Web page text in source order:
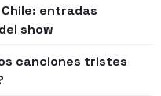
Chile: entradas
show
canciones tristes